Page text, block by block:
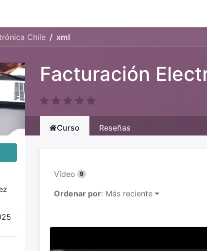
Chile xml
Facturación
Curso Reseñas
Vídeo 9
Ordenar por: Más reciente